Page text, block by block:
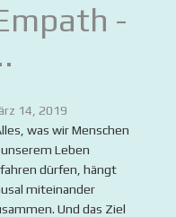
-
14, 2019
was wir Menschen
Leben
dürfen, hängt
miteinander
Und das Ziel